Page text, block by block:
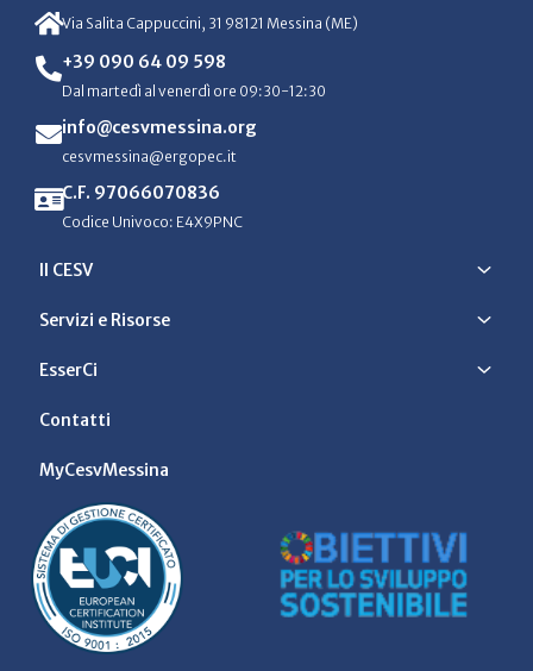
Via Salita Cappuccini, 31 98121 Messina (ME)
+39 090 64 09 598
Dal martedì al venerdì ore 09:30-12:30
info@cesvmessina.org
cesvmessina@ergopec.it
C.F. 97066070836
Codice Univoco: E4X9PNC
Il CESV
Servizi e Risorse
EsserCi
Contatti
MyCesvMessina